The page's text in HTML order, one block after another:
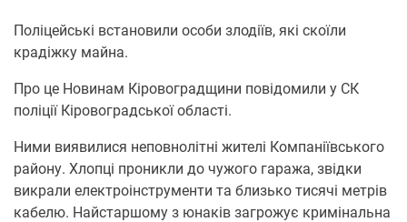
Поліцейські встановили особи злодіїв, які скоїли
крадіжку майна.
Про це Новинам Кіровоградщини повідомили у СК
поліції Кіровоградської області.
Ними виявилися неповнолітні жителі Компаніївського
району. Хлопці проникли до чужого гаража, звідки
викрали електроінструменти та близько тисячі метрів
кабелю. Найстаршому з юнаків загрожує кримінальна